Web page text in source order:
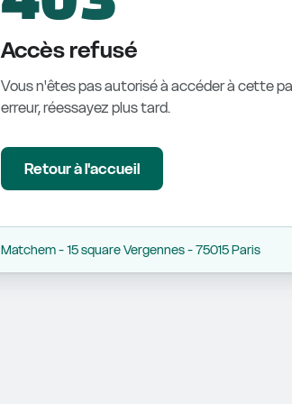
Accès refusé
Vous n'êtes pas autorisé à accéder à cette
erreur, réessayez plus tard.
Retour à l'accueil
Matchem - 15 square Vergennes - 75015 Paris